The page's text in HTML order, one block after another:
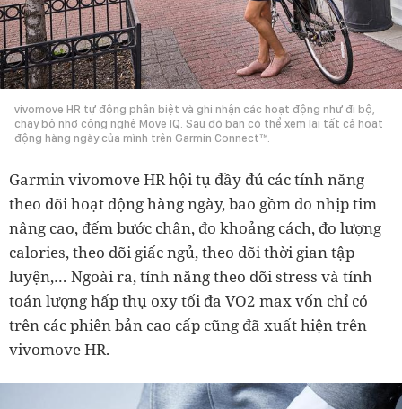
vivomove HR tự động phân biệt và ghi nhận các hoạt động như đi bộ,
chạy bộ nhờ công nghệ Move IQ. Sau đó bạn có thể xem lại tất cả hoạt
động hàng ngày của mình trên Garmin Connect™.
Garmin vivomove HR hội tụ đầy đủ các tính năng
theo dõi hoạt động hàng ngày, bao gồm đo nhịp tim
nâng cao, đếm bước chân, đo khoảng cách, đo lượng
calories, theo dõi giấc ngủ, theo dõi thời gian tập
luyện,… Ngoài ra, tính năng theo dõi stress và tính
toán lượng hấp thụ oxy tối đa VO2 max vốn chỉ có
trên các phiên bản cao cấp cũng đã xuất hiện trên
vivomove HR.